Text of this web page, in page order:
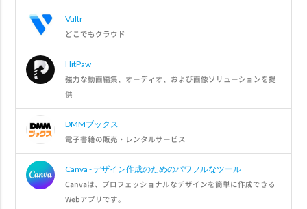
Vultr
どこでもクラウド
HitPaw
強力な動画編集、オーディオ、および画像ソリューションを提
供
DMMブックス
電子書籍の販売・レンタルサービス
Canva - デザイン作成のためのパワフルなツール
Canvaは、プロフェッショナルなデザインを簡単に作成できる
Webアプリです。